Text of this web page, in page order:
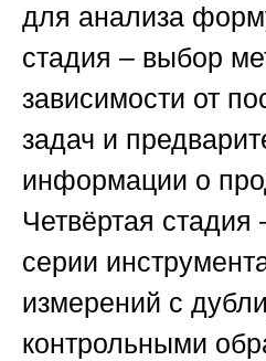
для анализа
стадия – выбор
зависимости от
задач и
информации о
Четвёртая стадия
серии
измерений с
контрольными